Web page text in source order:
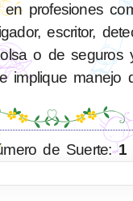
en profesiones
escritor,
o de seguros
implique manejo
de Suerte:1